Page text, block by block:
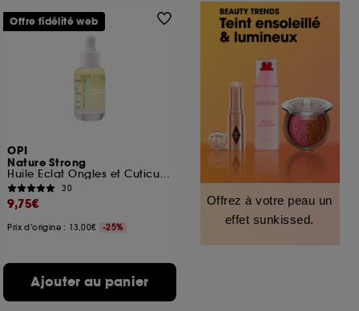
OPI
Nature Strong
Huile Eclat Ongles et Cuticules Booster d'humeur
30
9,75€
Prix d'origine : 13,00€ -25%
Ajouter au panier
Offre fidélité web
Offrez à votre peau un
effet sunkissed.